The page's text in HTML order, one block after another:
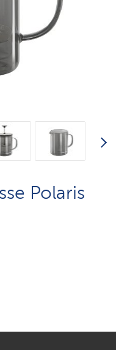
Polaris